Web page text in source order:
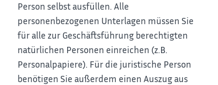
Person selbst ausfüllen. Alle
personenbezogenen Unterlagen müssen Sie
für alle zur Geschäftsführung berechtigten
natürlichen Personen einreichen (z.B.
Personalpapiere). Für die juristische Person
benötigen Sie außerdem einen Auszug aus